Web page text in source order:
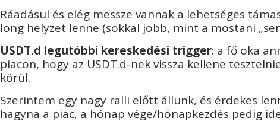
Ráadásul és elég messze vannak a lehetséges
long helyzet lenne (sokkal jobb, mint a mostani
USDT.d legutóbbi kereskedési trigger: a fő oka
piacon, hogy az USDT.d-nek vissza kellene
körül.
Szerintem egy nagy ralli előtt állunk, és érdekes
hagyna a piac, a hónap vége/hónapkezdés pedig